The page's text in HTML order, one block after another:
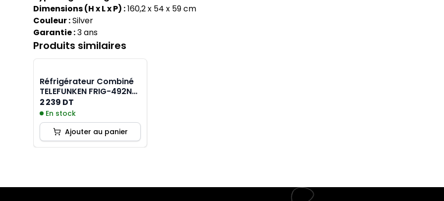
Dimensions (H x L x P) :160,2 x 54 x 59 cm
Couleur :Silver
Garantie :3 ans
Produits similaires
Réfrigérateur Combiné
TELEFUNKEN FRIG-492N
510 Litres NoFrost - Noir
2 239 DT
En stock
Ajouter au panier